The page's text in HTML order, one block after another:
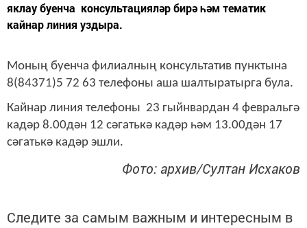
яклау буенча консультацияләр бирә һәм тематик
кайнар линия уздыра.
Моның буенча филиалның консультатив пунктына
8(84371)5 72 63 телефоны аша шалтыратырга була.
Кайнар линия телефоны 23 гыйнвардан 4 февральгә
кадәр 8.00дән 12 сәгатькә кадәр һәм 13.00дән 17
сәгатькә кадәр эшли.
Фото: архив/Султан Исхаков
Следите за самым важным и интересным в